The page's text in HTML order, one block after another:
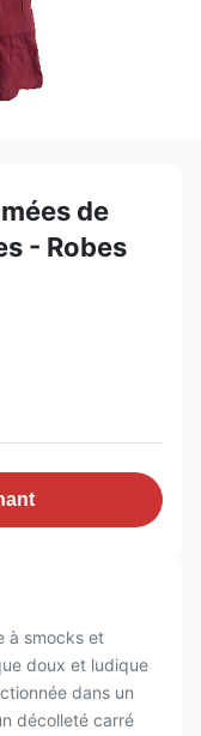
de
- Robes
à smocks et
doux et ludique
dans un
décolleté carré